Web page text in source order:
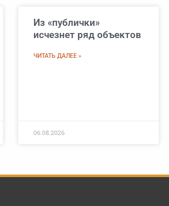
Из «публички»
исчезнет ряд объектов
ЧИТАТЬ ДАЛЕЕ »
06.08.2026